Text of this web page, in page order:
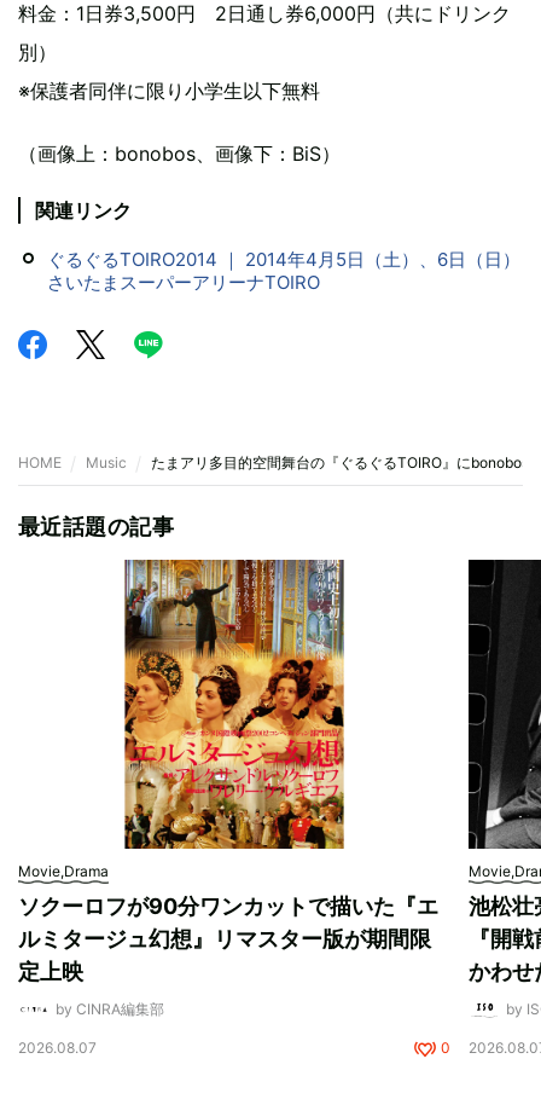
料金：1日券3,500円 2日通し券6,000円（共にドリンク
別）
※保護者同伴に限り小学生以下無料
（画像上：bonobos、画像下：BiS）
関連リンク
ぐるぐるTOIRO2014 ｜ 2014年4月5日（土）、6日（日）
さいたまスーパーアリーナTOIRO
HOME Music たまアリ多目的空間舞台の『ぐるぐるTOIRO』にbonobos
最近話題の記事
Movie,Drama
ソクーロフが90分ワンカットで描いた『エ
ルミタージュ幻想』リマスター版が期間限
定上映
by CINRA編集部
2026.08.07 0
池松壮
『開
かわせ
by